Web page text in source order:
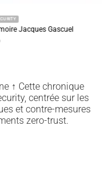
Jacques Gascuel
↑ Cette chronique
centrée sur les
et contre-mesures
zero-trust.